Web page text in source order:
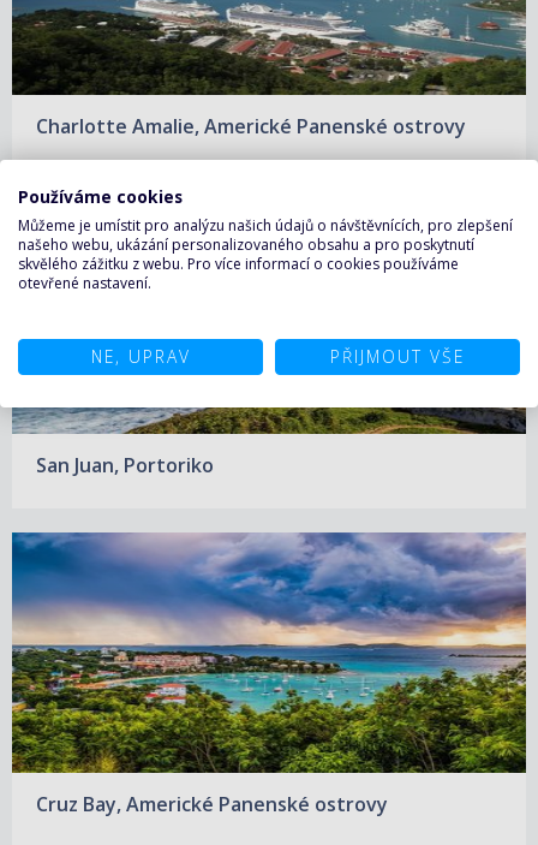
Charlotte Amalie, Americké Panenské ostrovy
San Juan, Portoriko
Cruz Bay, Americké Panenské ostrovy
Používáme cookies
Můžeme je umístit pro analýzu našich údajů o návštěvnících, pro zlepšení
našeho webu, ukázání personalizovaného obsahu a pro poskytnutí
skvělého zážitku z webu. Pro více informací o cookies používáme
otevřené nastavení.
NE, UPRAV PŘIJMOUT VŠE